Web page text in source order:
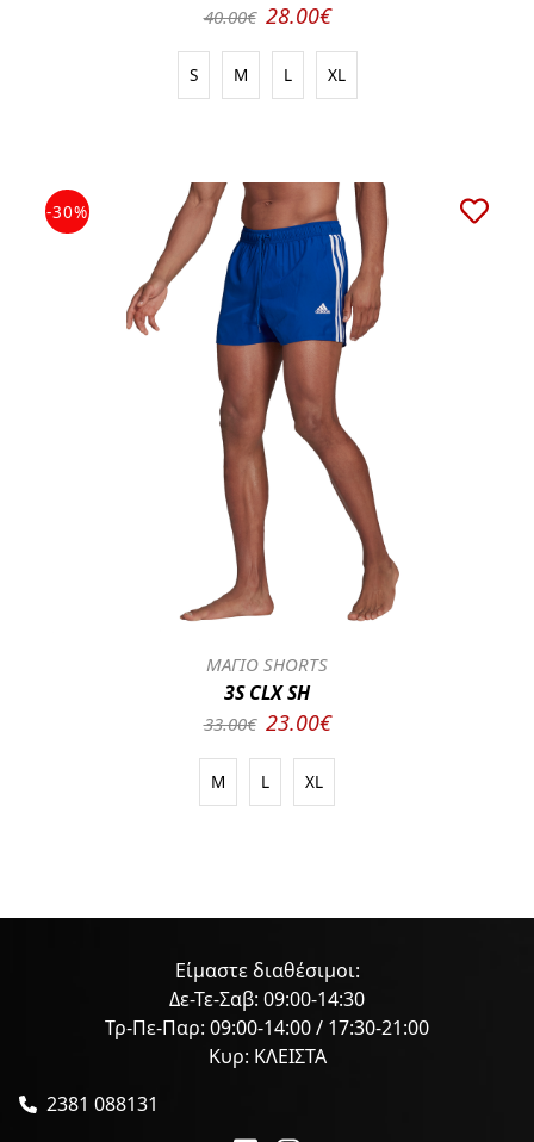
40.00€ 28.00€
S M L XL
-30%
ΜΑΓΙΟ SHORTS
3S CLX SH
33.00€ 23.00€
M L XL
Είμαστε διαθέσιμοι:
Δε-Τε-Σαβ: 09:00-14:30
Τρ-Πε-Παρ: 09:00-14:00 / 17:30-21:00
Κυρ: ΚΛΕΙΣΤΑ
2381 088131